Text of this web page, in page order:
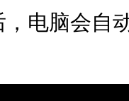
，电脑会自